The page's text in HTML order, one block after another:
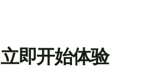
立即开始体验